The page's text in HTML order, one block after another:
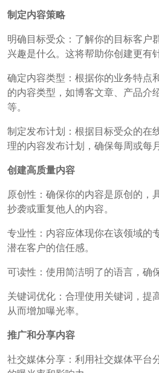
制定内容策略
明确目标受众：了解你的目标客户
兴趣是什么。这将帮助你创建更有
确定内容类型：根据你的业务特点
的内容类型，如博客文章、产品介
等。
制定发布计划：根据目标受众的在
理的内容发布计划，确保每周或每
创建高质量内容
原创性：确保你的内容是原创的，
抄袭或重复他人的内容。
专业性：内容应体现你在该领域的
潜在客户的信任感。
可读性：使用简洁明了的语言，确
关键词优化：合理使用关键词，提
从而增加曝光率。
推广和分享内容
社交媒体分享：利用社交媒体平台